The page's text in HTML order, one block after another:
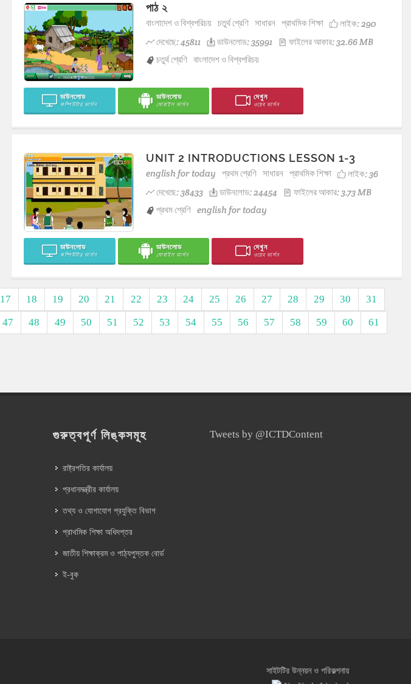
পাঠ ২
বাংলাদেশ ও বিশ্বপরিচয় চতুর্থ শ্রেণি সাধারন প্রাথমিক শিক্ষা লাইক:290
দেখেছে: 45811
ডাউনলোড: 35991
ফাইলের আকার: 32.66 MB
চতুর্থ শ্রেণি বাংলাদেশ ও বিশ্বপরিচয়
ডাউনলোড
কম্পিউটার ভার্সন
ডাউনলোড
মোবাইল ভার্সন
দেখুন
ওয়েব ভার্সন
UNIT 2 INTRODUCTIONS LESSON 1-3
english for today প্রথম শ্রেণি সাধারন প্রাথমিক শিক্ষা লাইক:36
দেখেছে: 38433
ডাউনলোড: 24454
ফাইলের আকার: 3.73 MB
প্রথম শ্রেণি english for today
ডাউনলোড
কম্পিউটার ভার্সন
ডাউনলোড
মোবাইল ভার্সন
দেখুন
ওয়েব ভার্সন
17 18 19 20 21 22 23 24 25 26 27 28 29 30
31
47 48 49 50 51 52 53 54 55 56 57 58 59 60
61
গুরুত্বপূর্ণ লিঙ্কসমূহ
রাষ্ট্রপতির কার্যালয়
প্রধানমন্ত্রীর কার্যালয়
তথ্য ও যোগাযোগ প্রযুক্তি বিভাগ
প্রাথমিক শিক্ষা অধিদপ্তর
জাতীয় শিক্ষাক্রম ও পাঠ্যপুস্তক বোর্ড
ই-বুক
Tweets by @ICTDContent
সাইটটির উন্নয়ন ও পরিকল্পনায়